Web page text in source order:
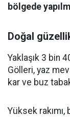
bölgede
Doğal
Yaklaşık 3 bin
Gölleri, yaz
kar ve buz
Yüksek rakımı,